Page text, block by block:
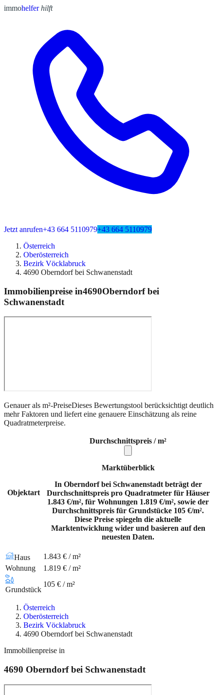
immohelfer hilft
Jetzt anrufen+43 664 5110979+43 664 5110979
Österreich
Oberösterreich
Bezirk Vöcklabruck
4690 Oberndorf bei Schwanenstadt
Immobilienpreise in4690Oberndorf bei
Schwanenstadt
Genauer als m²-PreiseDieses Bewertungstool berücksichtigt deutlich
mehr Faktoren und liefert eine genauere Einschätzung als reine
Quadratmeterpreise.
Objektart
Durchschnittspreis / m²
Marktüberblick
In Oberndorf bei Schwanenstadt beträgt der
Durchschnittspreis pro Quadratmeter für Häuser
1.843 €/m², für Wohnungen 1.819 €/m², sowie der
Durchschnittspreis für Grundstücke 105 €/m².
Diese Preise spiegeln die aktuelle
Marktentwicklung wider und basieren auf den
neuesten Daten.
Haus
1.843 € / m²
Wohnung
1.819 € / m²
Grundstück
105 € / m²
Österreich
Oberösterreich
Bezirk Vöcklabruck
4690 Oberndorf bei Schwanenstadt
Immobilienpreise in
4690 Oberndorf bei Schwanenstadt